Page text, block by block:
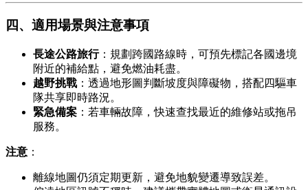
四、適用場景與注意事項
長途公路旅行：規劃跨國路線時，可預先標記各國邊境
附近的補給點，避免燃油耗盡。
越野挑戰：透過地形圖判斷坡度與障礙物，搭配四驅車
隊共享即時路況。
緊急備案 ：若車輛故障，快速查找最近的維修站或拖吊
服務。
注意 ：
離線地圖仍須定期更新，避免地貌變遷導致誤差。